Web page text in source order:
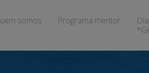
somos Programa mentor